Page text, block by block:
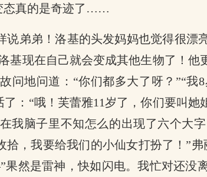
态真的是奇迹了……
弟弟！洛基的头发妈妈也觉得很漂
基现在自己就会变成其他生物了！
地问道：“你们都多大了呀？”“我
：“哦！芙蕾雅11岁了，你们要叫
脑子里不知怎么的出现了六个大
，我要给我们的小仙女打扮了！”
是雷神，快如闪电。我忙对还没